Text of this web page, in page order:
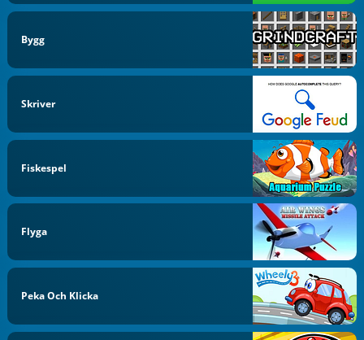
Bygg
Skriver
Fiskespel
Flyga
Peka Och Klicka